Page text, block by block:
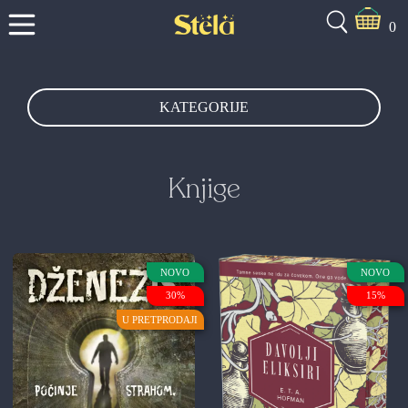
0
KATEGORIJE
Knjige
NOVO
30%
U PRETPRODAJI
NOVO
15%